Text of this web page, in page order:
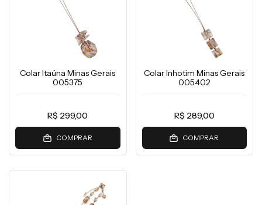
Colar Itaúna Minas Gerais
005375
R$ 299,00
COMPRAR
Colar Inhotim Minas Gerais
005402
R$ 289,00
COMPRAR